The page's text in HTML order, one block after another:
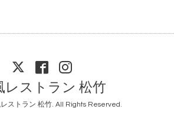
レストラン 松竹
ストラン 松竹. All Rights Reserved.